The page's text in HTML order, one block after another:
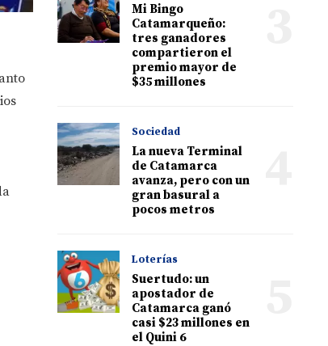
Mi Bingo
Catamarqueño:
tres ganadores
compartieron el
premio mayor de
$35 millones
Sociedad
La nueva Terminal
de Catamarca
avanza, pero con un
gran basural a
pocos metros
Loterías
Suertudo: un
apostador de
Catamarca ganó
casi $23 millones en
el Quini 6